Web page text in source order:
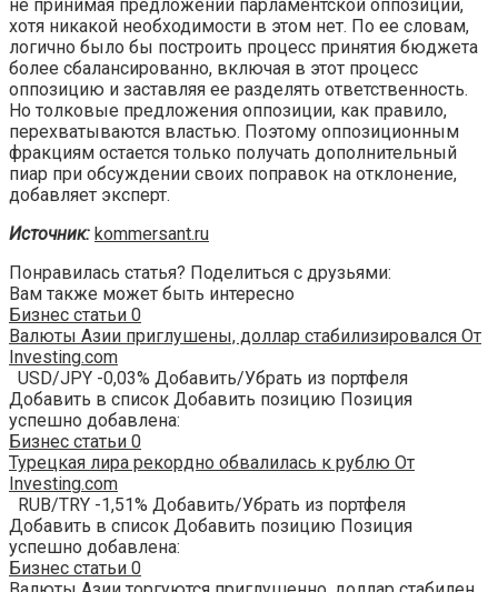
не принимая предложений парламентской оппозиции,
хотя никакой необходимости в этом нет. По ее словам,
логично было бы построить процесс принятия бюджета
более сбалансированно, включая в этот процесс
оппозицию и заставляя ее разделять ответственность.
Но толковые предложения оппозиции, как правило,
перехватываются властью. Поэтому оппозиционным
фракциям остается только получать дополнительный
пиар при обсуждении своих поправок на отклонение,
добавляет эксперт.
Источник: kommersant.ru
Понравилась статья? Поделиться с друзьями:
Вам также может быть интересно
Бизнес статьи 0
Валюты Азии приглушены, доллар стабилизировался От
Investing.com
USD/JPY -0,03% Добавить/Убрать из портфеля
Добавить в список Добавить позицию Позиция
успешно добавлена:
Бизнес статьи 0
Турецкая лира рекордно обвалилась к рублю От
Investing.com
RUB/TRY -1,51% Добавить/Убрать из портфеля
Добавить в список Добавить позицию Позиция
успешно добавлена:
Бизнес статьи 0